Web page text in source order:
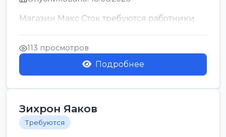
Магазин Макс Сток требуются работники
113 просмотров
Подробнее
Зихрон Яаков
Требуются